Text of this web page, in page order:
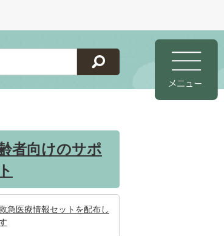
者向けのサポ
急医療情報セットを配布し